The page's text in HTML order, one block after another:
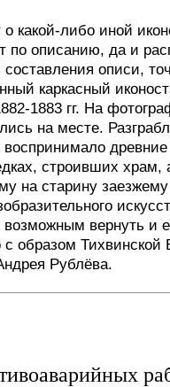
какой-либо иной
описанию, да и
описи,
каркасный
1883 гг. На
на месте.
строивших храм,
на старину
возможным вернуть и
образом
Рублёва.